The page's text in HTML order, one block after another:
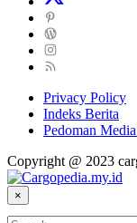
Privacy Policy
Indeks Berita
Pedoman
Copyright @ 2023
×